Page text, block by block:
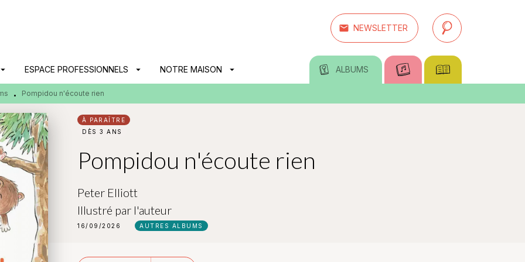
email NEWSLETTER
arrow_drop_down ESPACE PROFESSIONNELS arrow_drop_down NOTRE MAISON arrow_drop_down ALBUMS
search
• Pompidou n'écoute rien
À PARAÎTRE
DÈS 3 ANS
Pompidou n'écoute rien
Peter Elliott
Illustré par l'auteur
16/09/2026 AUTRES ALBUMS